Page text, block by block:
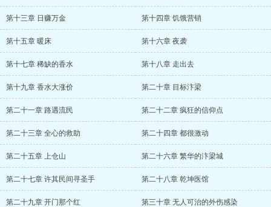
第十三章 日赚万金 第十四章 饥饿营销
第十五章 暖床 第十六章 夜袭
第十七章 稀缺的香水 第十八章 走出去
第十九章 香水大涨价 第二十章 目标汴梁
第二十一章 路遇流民 第二十二章 疯狂的信仰点
第二十三章 全心的救助 第二十四章 都很激动
第二十五章 上仓山 第二十六章 繁华的汴梁城
第二十七章 许其民间寻圣手 第二十八章 乾坤医馆
第二十九章 开门那个红 第三十章 无人可治的外伤感染